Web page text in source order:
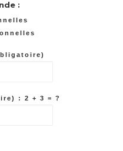
:
: 2 + 3 = ?